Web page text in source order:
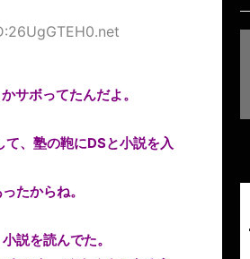
サボってたんだよ。
、塾の鞄にDSと小説を入
たからね。
説を読んでた。